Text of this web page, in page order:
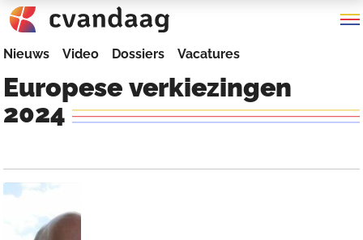
Nieuws Video Dossiers Vacatures
Europese verkiezingen
2024